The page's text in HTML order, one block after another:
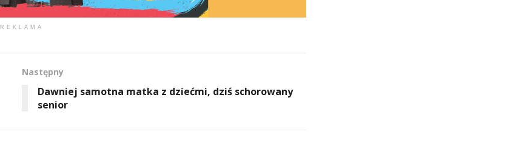
REKLAMA
Następny
Dawniej samotna matka z dziećmi, dziś schorowany
senior